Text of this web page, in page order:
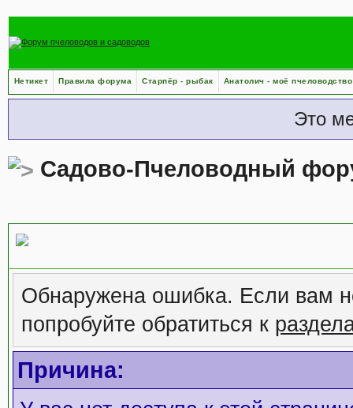
Нетикет Правила форума Старпёр - рыбак Анатолич - моё пчеловодство
Это
Садово-Пчеловодный
Обнаружена ошибка. Если вам
попробуйте обратиться к
Причина: